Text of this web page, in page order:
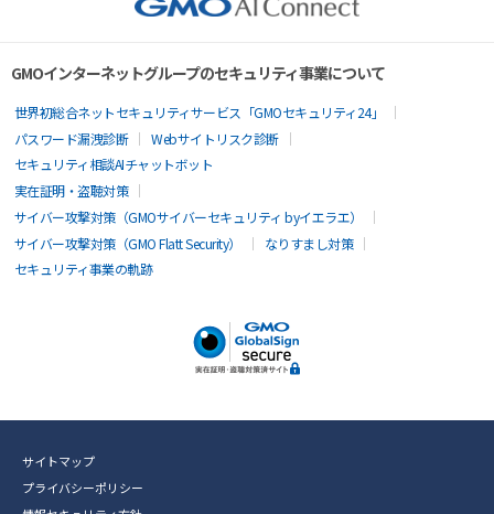
GMOインターネットグループのセキュリティ事業について
世界初総合ネットセキュリティサービス「GMOセキュリティ24」
パスワード漏洩診断
Webサイトリスク診断
セキュリティ相談AIチャットボット
実在証明・盗聴対策
サイバー攻撃対策（GMOサイバーセキュリティ byイエラエ）
サイバー攻撃対策（GMO Flatt Security）
なりすまし対策
セキュリティ事業の軌跡
サイトマップ
プライバシーポリシー